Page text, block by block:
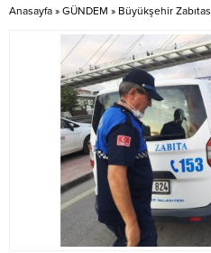
Anasayfa » GÜNDEM » Büyükşehir